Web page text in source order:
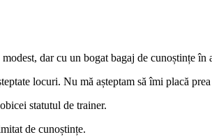
dar cu un bogat bagaj de cunoștințe în
locuri. Nu mă așteptam să îmi placă
statutul de trainer.
de cunoștințe.